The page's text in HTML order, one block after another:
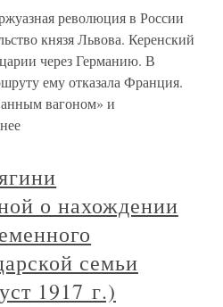
революция в России
князя Львова. Керенский
через Германию. В
ему отказала Франция.
вагоном» и
о нахождении
семьи
1917 г.)